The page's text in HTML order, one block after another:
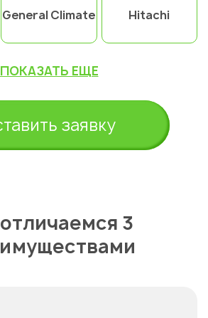
General Climate Hitachi
ПОКАЗАТЬ ЕЩЕ
заявку
3